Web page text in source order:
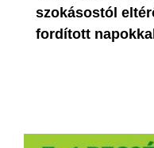
szokásostól
fordított